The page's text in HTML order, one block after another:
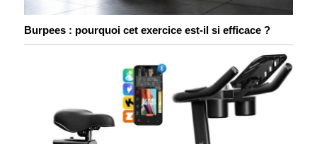
Burpees : pourquoi cet exercice est-il si efficace ?